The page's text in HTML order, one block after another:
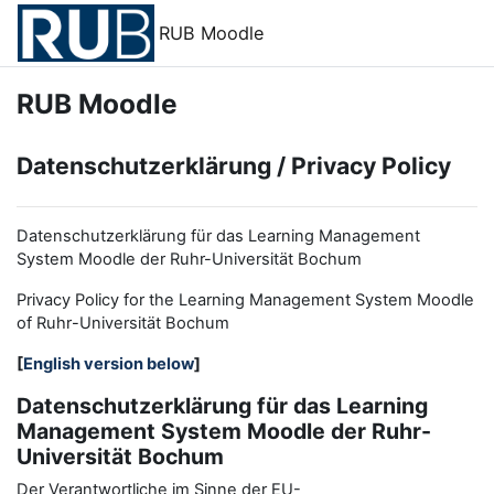
Zum Hauptinhalt
RUB Moodle
RUB Moodle
Datenschutzerklärung / Privacy Policy
Datenschutzerklärung für das Learning Management
System Moodle der Ruhr-Universität Bochum
Privacy Policy for the Learning Management System Moodle
of Ruhr-Universität Bochum
[English version below]
Datenschutzerklärung für das Learning
Management System Moodle der Ruhr-
Universität Bochum
Der Verantwortliche im Sinne der EU-